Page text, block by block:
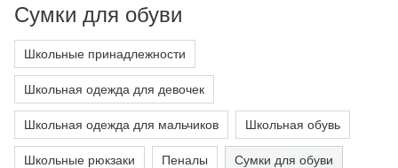
Сумки для обуви
Школьные принадлежности
Школьная одежда для девочек
Школьная одежда для мальчиков Школьная обувь
Школьные рюкзаки Пеналы Сумки для обуви